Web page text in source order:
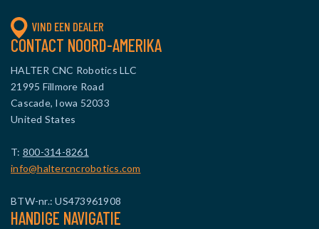
VIND EEN DEALER
CONTACT NOORD-AMERIKA
HALTER CNC Robotics LLC
21995 Fillmore Road
Cascade, Iowa 52033
United States
T: 800-314-8261
info@haltercncrobotics.com
BTW-nr.: US473961908
HANDIGE NAVIGATIE